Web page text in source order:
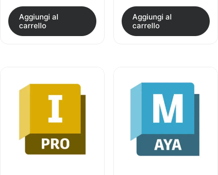
Aggiungi al
carrello
Questo prodotto ha più
Aggiungi al
carrello